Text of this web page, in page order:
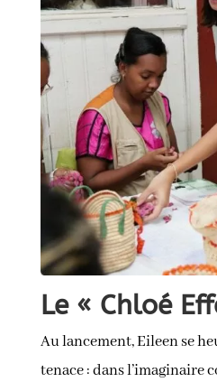
Le « Chloé
Au lancement, Eileen se
tenace : dans l’imaginaire